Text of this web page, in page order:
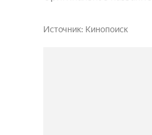
Источник Кинопоиск